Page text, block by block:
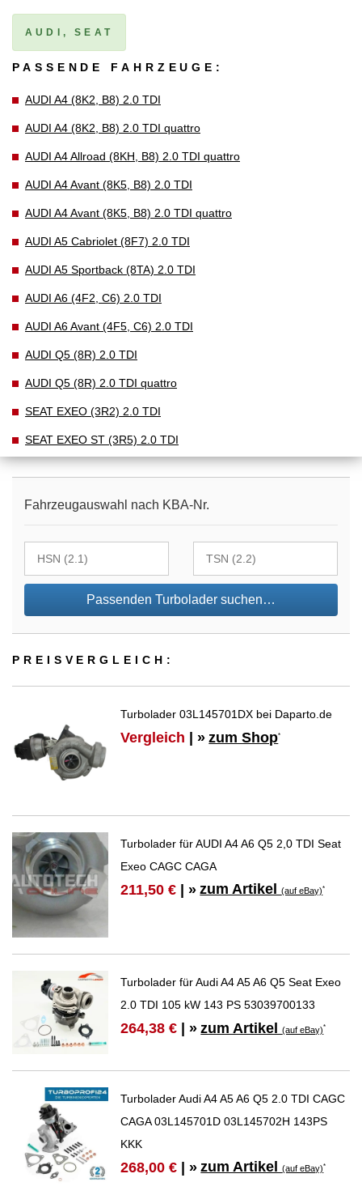
AUDI, SEAT
PASSENDE FAHRZEUGE:
AUDI A4 (8K2, B8) 2.0 TDI
AUDI A4 (8K2, B8) 2.0 TDI quattro
AUDI A4 Allroad (8KH, B8) 2.0 TDI quattro
AUDI A4 Avant (8K5, B8) 2.0 TDI
AUDI A4 Avant (8K5, B8) 2.0 TDI quattro
AUDI A5 Cabriolet (8F7) 2.0 TDI
AUDI A5 Sportback (8TA) 2.0 TDI
AUDI A6 (4F2, C6) 2.0 TDI
AUDI A6 Avant (4F5, C6) 2.0 TDI
AUDI Q5 (8R) 2.0 TDI
AUDI Q5 (8R) 2.0 TDI quattro
SEAT EXEO (3R2) 2.0 TDI
SEAT EXEO ST (3R5) 2.0 TDI
Fahrzeugauswahl nach KBA-Nr.
Passenden Turbolader suchen…
PREIS­VER­GLEICH:
Turbolader 03L145701DX bei Daparto.de
Vergleich | » zum Shop*
Turbolader für AUDI A4 A6 Q5 2,0 TDI Seat
Exeo CAGC CAGA
211,50 € | » zum Artikel(auf eBay)*
Turbolader für Audi A4 A5 A6 Q5 Seat Exeo
2.0 TDI 105 kW 143 PS 53039700133
264,38 € | » zum Artikel(auf eBay)*
Turbolader Audi A4 A5 A6 Q5 2.0 TDI CAGC
CAGA 03L145701D 03L145702H 143PS
KKK
268,00 € | » zum Artikel(auf eBay)*